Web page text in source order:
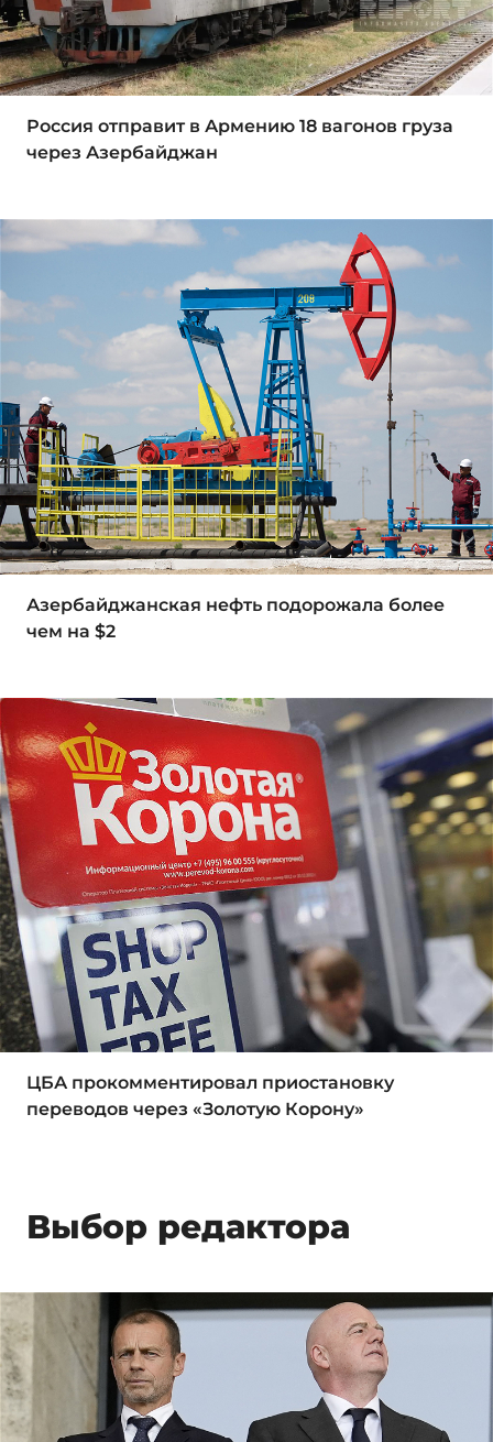
Россия отправит в Армению 18 вагонов груза
через Азербайджан
Азербайджанская нефть подорожала более
чем на $2
ЦБА прокомментировал приостановку
переводов через «Золотую Корону»
Выбор редактора